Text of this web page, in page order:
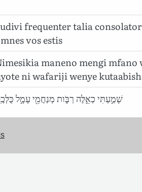
frequenter talia
vos estis
maneno mengi mfano
ni wafariji wenye
שָׁמַ֣עְתִּי כְאֵ֣לֶּה רַבֹּ֑ות מְנַחֲמֵ֖י עָמָ֣ל